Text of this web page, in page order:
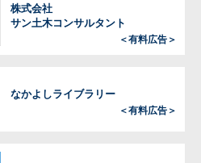
株式会社
サン土木コンサルタント
＜有料広告＞
なかよしライブラリー
＜有料広告＞